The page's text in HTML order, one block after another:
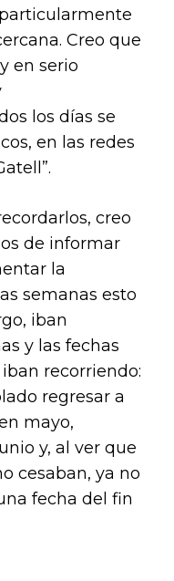
Creo que
en serio
los días se
en las redes
creo
de informar
la
semanas esto
iban
y las fechas
recorriendo:
regresar a
mayo,
y, al ver que
cesaban, ya no
fecha del fin